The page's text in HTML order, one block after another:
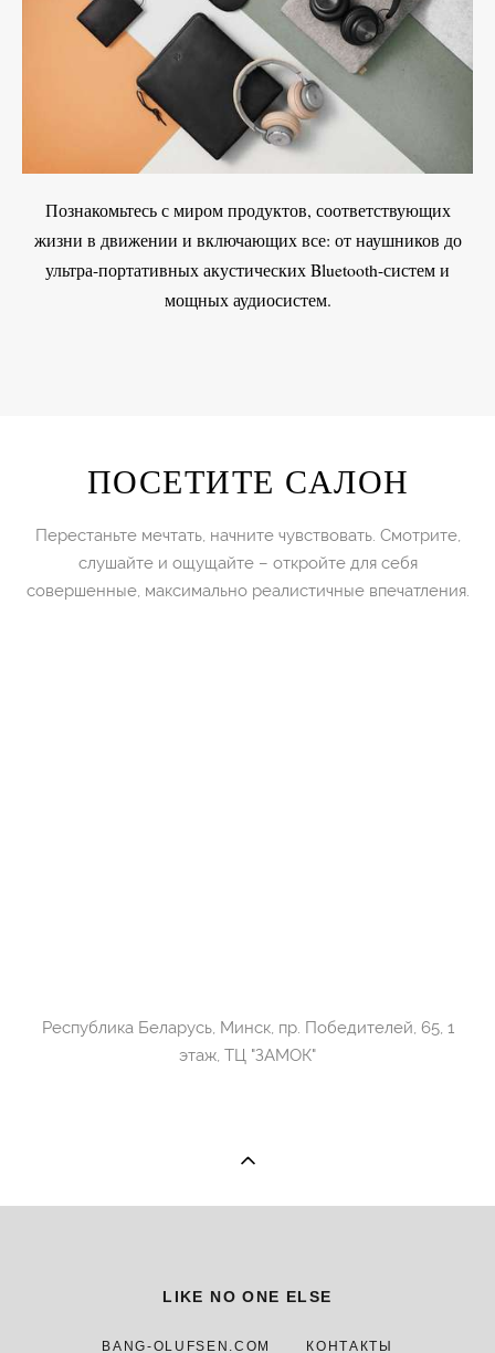
Познакомьтесь с миром продуктов, соответствующих
жизни в движении и включающих все: от наушников до
ультра-портативных акустических Bluetooth-систем и
мощных аудиосистем.
ПОСЕТИТЕ САЛОН
Перестаньте мечтать, начните чувствовать. Смотрите,
слушайте и ощущайте – откройте для себя
совершенные, максимально реалистичные впечатления.
Республика Беларусь, Минск, пр. Победителей, 65, 1
этаж, ТЦ "ЗАМОК"
LIKE NO ONE ELSE
BANG-OLUFSEN.COM КОНТАКТЫ